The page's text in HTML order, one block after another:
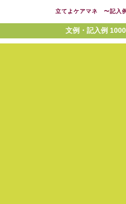
立てよケアマネ 〜記入
文例・記入例